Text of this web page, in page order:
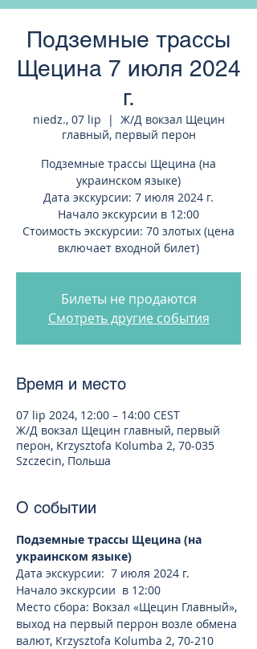
Подземные трассы
Щецина 7 июля 2024
г.
niedz., 07 lip
  |
Ж/Д вокзал Щецин
главный, первый перон
Подземные трассы Щецина (на
украинском языке)
Дата экскурсии: 7 июля 2024 г.
Начало экскурсии в 12:00
Стоимость экскурсии: 70 злотых (цена
включает входной билет)
Билеты не продаются
Смотреть другие события
Время и место
07 lip 2024, 12:00 – 14:00 CEST
Ж/Д вокзал Щецин главный, первый
перон, Krzysztofa Kolumba 2, 70-035
Szczecin, Польша
О событии
Подземные трассы Щецина (на
украинском языке)
Дата экскурсии:  7 июля 2024 г.
Начало экскурсии  в 12:00
Место сбора: Вокзал «Щецин Главный»,
выход на первый перрон возле обмена
валют, Krzysztofa Kolumba 2, 70-210